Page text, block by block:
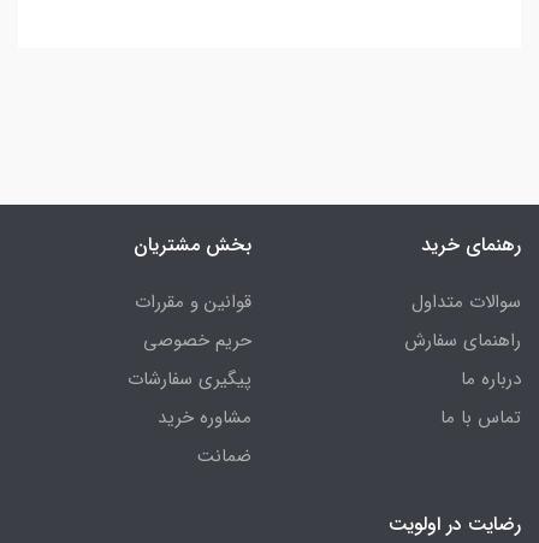
رهنمای خرید
سوالات متداول
راهنمای سفارش
درباره ما
تماس با ما
بخش مشتریان
قوانین و مقررات
حریم خصوصی
پیگیری سفارشات
مشاوره خرید
ضمانت
رضایت در اولویت